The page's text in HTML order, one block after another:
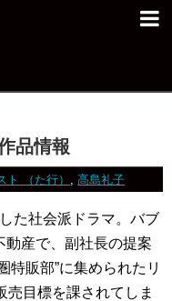
品情報
ト （た行） ,高島礼子
た社会派ドラマ。バブ
動産で、副社長の提案
特販部”に集められたリ
売目標を課されてしま